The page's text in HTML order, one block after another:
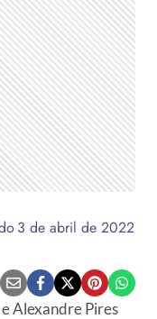
3 de abril de 2022
Alexandre Pires